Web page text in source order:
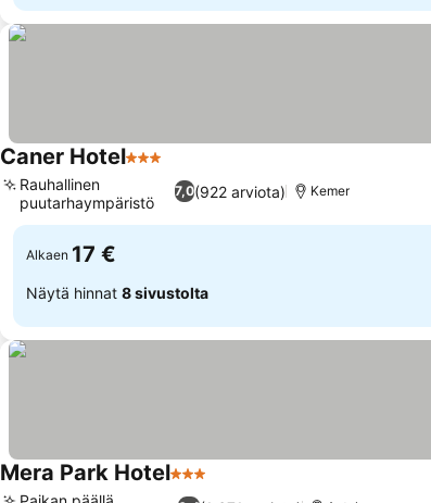
Caner Hotel3 Tähtiluokitus
7,0(922 arviota)
Rauhallinen
puutarhaympäristö
Kemer
Alkaen 17 €
Näytä hinnat 8 sivustolta
Mera Park Hotel3 Tähtiluokitus